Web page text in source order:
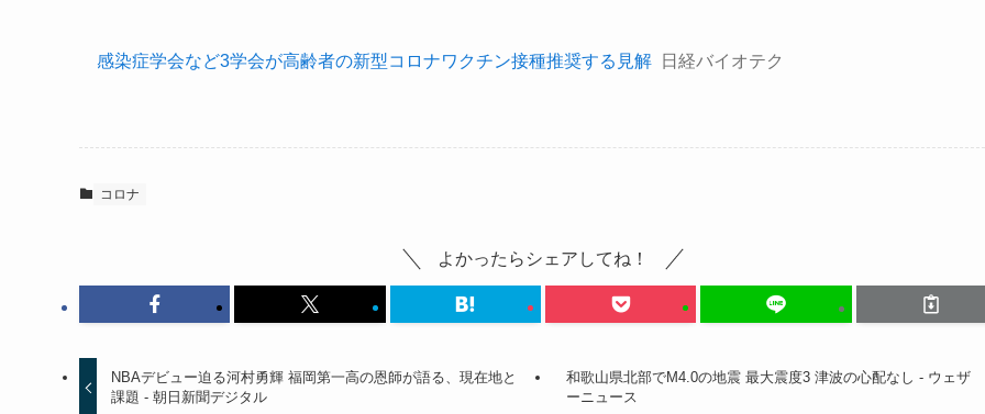
感染症学会など3学会が高齢者の新型コロナワクチン接種推奨する見解 日経バイオテク
コロナ
よかったらシェアしてね！
NBAデビュー迫る河村勇輝 福岡第一高の恩師が語る、現在地と
課題 - 朝日新聞デジタル
和歌山県北部でM4.0の地震 最大震度3 津波の心配なし - ウェザ
ーニュース